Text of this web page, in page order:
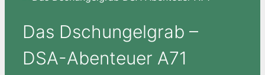
Das Dschungelgrab –
DSA-Abenteuer A71